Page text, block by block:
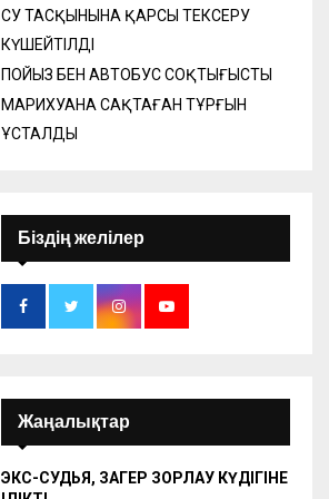
СУ ТАСҚЫНЫНА ҚАРСЫ ТЕКСЕРУ
КҮШЕЙТІЛДІ
ПОЙЫЗ БЕН АВТОБУС СОҚТЫҒЫСТЫ
МАРИХУАНА САҚТАҒАН ТҰРҒЫН
ҰСТАЛДЫ
Біздің желілер
Жаңалықтар
ЭКС-СУДЬЯ, ЗАҢГЕР ЗОРЛАУ КҮДІГІНЕ